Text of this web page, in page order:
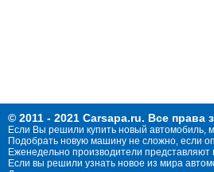
© 2011 - 2021 Carsapa.ru. Все права
Если Вы решили купить новый автомобиль,
Подобрать новую машину не сложно, если
Еженедельно производители
Если вы решили узнать новое из мира